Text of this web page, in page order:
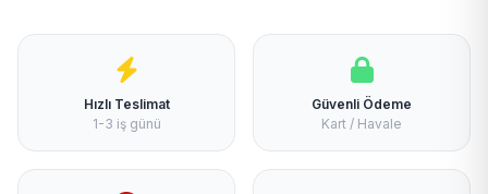
Hızlı Teslimat
1-3 iş günü
Güvenli Ödeme
Kart / Havale